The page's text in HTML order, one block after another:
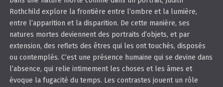
Rothchild explore la frontière entre l’ombre et la lumière,
entre l’apparition et la disparition. De cette manière, ses
natures mortes deviennent des portraits d’objets, et par
extension, des reflets des êtres qui les ont touchés, disposés
ou contemplés. C’est une présence humaine qui se devine dans
l’absence, qui relie intimement les choses et les âmes et
évoque la fugacité du temps. Les contrastes jouent un rôle